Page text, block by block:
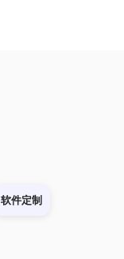
软件定制